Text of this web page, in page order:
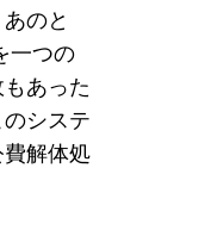
のと
一つの
あった
システ
解体処